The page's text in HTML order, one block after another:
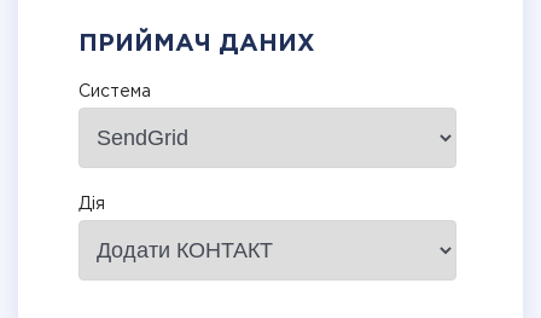
ПРИЙМАЧ ДАНИХ
Система
Дія